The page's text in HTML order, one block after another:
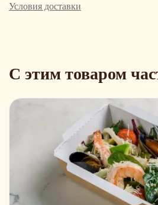
Условия доставки
С этим товаром